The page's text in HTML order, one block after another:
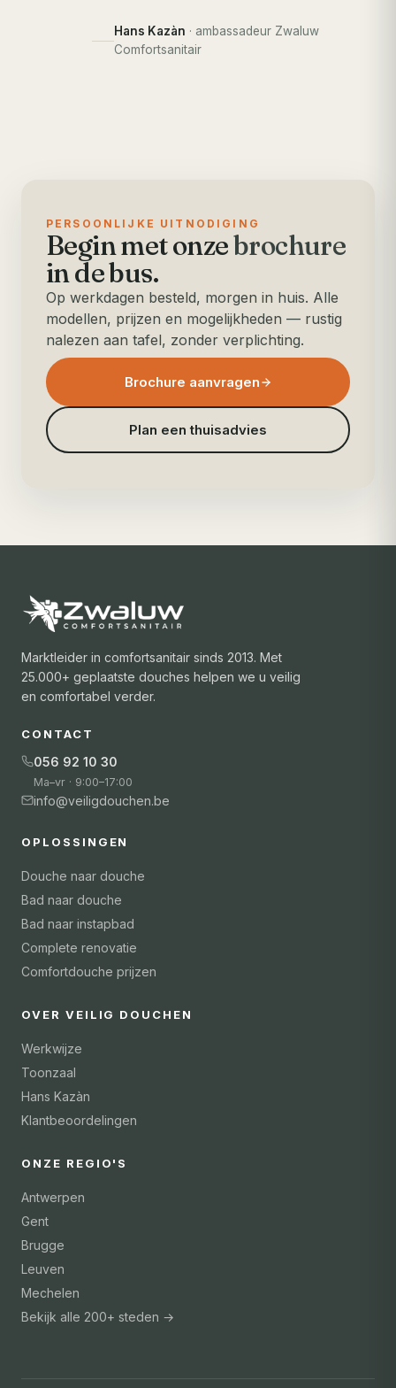
Hans Kazàn · ambassadeur Zwaluw
Comfortsanitair
PERSOONLIJKE UITNODIGING
Begin met onzebrochure
in de bus.
Op werkdagen besteld, morgen in huis. Alle
modellen, prijzen en mogelijkheden — rustig
nalezen aan tafel, zonder verplichting.
Brochure aanvragen
Plan een thuisadvies
Marktleider in comfortsanitair sinds 2013. Met
25.000+ geplaatste douches helpen we u veilig
en comfortabel verder.
CONTACT
056 92 10 30
Ma–vr · 9:00–17:00
info@veiligdouchen.be
OPLOSSINGEN
Douche naar douche
Bad naar douche
Bad naar instapbad
Complete renovatie
Comfortdouche prijzen
OVER VEILIG DOUCHEN
Werkwijze
Toonzaal
Hans Kazàn
Klantbeoordelingen
ONZE REGIO'S
Antwerpen
Gent
Brugge
Leuven
Mechelen
Bekijk alle 200+ steden →